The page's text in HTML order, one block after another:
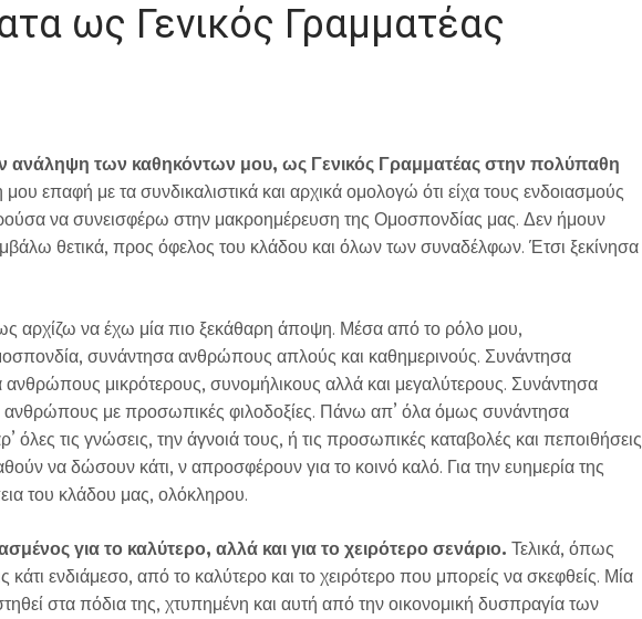
ως Γενικός Γραμματέας
ανάληψη των καθηκόντων μου, ως Γενικός Γραμματέας στην πολύπαθη
επαφή με τα συνδικαλιστικά και αρχικά ομολογώ ότι είχα τους ενδοιασμούς
να συνεισφέρω στην μακροημέρευση της Ομοσπονδίας μας. Δεν ήμουν
θετικά, προς όφελος του κλάδου και όλων των συναδέλφων. Έτσι ξεκίνησα
αρχίζω να έχω μία πιο ξεκάθαρη άποψη. Μέσα από το ρόλο μου,
συνάντησα ανθρώπους απλούς και καθημερινούς. Συνάντησα
μικρότερους, συνομήλικους αλλά και μεγαλύτερους. Συνάντησα
ανθρώπους με προσωπικές φιλοδοξίες. Πάνω απ’ όλα όμως συνάντησα
τις γνώσεις, την άγνοιά τους, ή τις προσωπικές καταβολές και πεποιθήσεις
να δώσουν κάτι, ν απροσφέρουν για το κοινό καλό. Για την ευημερία της
του κλάδου μας, ολόκληρου.
για το καλύτερο, αλλά και για το χειρότερο σενάριο. Τελικά, όπως
ενδιάμεσο, από το καλύτερο και το χειρότερο που μπορείς να σκεφθείς. Μία
στα πόδια της, χτυπημένη και αυτή από την οικονομική δυσπραγία των